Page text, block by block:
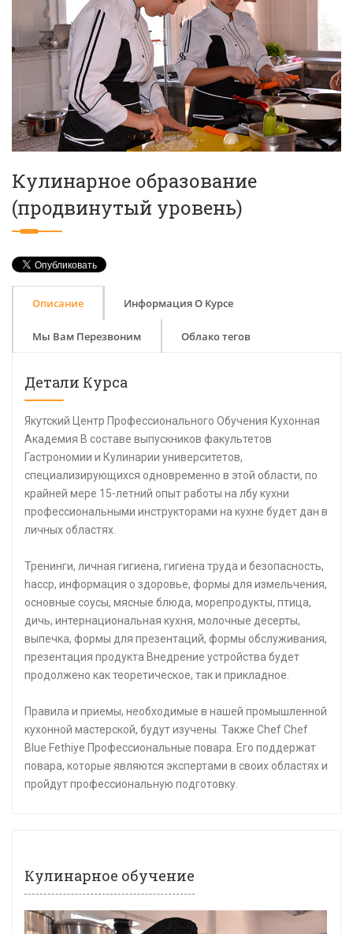
Кулинарное образование
(продвинутый уровень)
Описание Информация О Курсе
Мы Вам Перезвоним Облако тегов
Детали Курса
Якутский Центр Профессионального Обучения Кухонная
Академия В составе выпускников факультетов
Гастрономии и Кулинарии университетов,
специализирующихся одновременно в этой области, по
крайней мере 15-летний опыт работы на лбу кухни
профессиональными инструкторами на кухне будет дан в
личных областях.
Тренинги, личная гигиена, гигиена труда и безопасность,
haccp, информация о здоровье, формы для измельчения,
основные соусы, мясные блюда, морепродукты, птица,
дичь, интернациональная кухня, молочные десерты,
выпечка, формы для презентаций, формы обслуживания,
презентация продукта Внедрение устройства будет
продолжено как теоретическое, так и прикладное.
Правила и приемы, необходимые в нашей промышленной
кухонной мастерской, будут изучены. Также Chef Chef
Blue Fethiye Профессиональные повара. Его поддержат
повара, которые являются экспертами в своих областях и
пройдут профессиональную подготовку.
Кулинарное обучение